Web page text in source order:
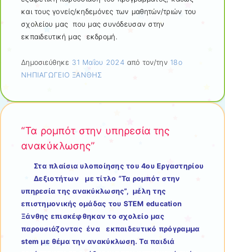
και τους γονείς/κηδεμόνες των μαθητών/τριών του
σχολείου μας που μας συνόδευσαν στην
εκπαιδευτική μας εκδρομή.
Δημοσιεύθηκε 31 Μαΐου 2024 από τον/την 18ο
ΝΗΠΙΑΓΩΓΕΙΟ ΞΑΝΘΗΣ
“Τα ρομπότ στην υπηρεσία της
ανακύκλωσης”
Στα πλαίσια υλοποίησης του 4ου Εργαστηρίου
Δεξιοτήτων με τίτλο “Τα ρομπότ στην
υπηρεσία της ανακύκλωσης”, μέλη της
επιστημονικής ομάδας του STEM education
Ξάνθης επισκέφθηκαν το σχολείο μας
παρουσιάζοντας ένα εκπαιδευτικό πρόγραμμα
stem με θέμα την ανακύκλωση. Τα παιδιά